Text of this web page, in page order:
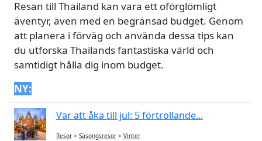
Resan till Thailand kan vara ett oförglömligt
äventyr, även med en begränsad budget. Genom
att planera i förväg och använda dessa tips kan
du utforska Thailands fantastiska värld och
samtidigt hålla dig inom budget.
NY:
Var att åka till jul: 5 förtrollande...
Resor > Säsongsresor > Vinter